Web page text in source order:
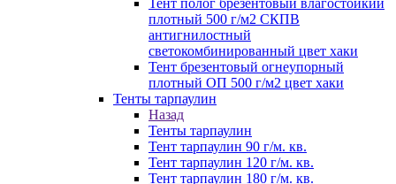
Тент полог брезентовый влагостойкий
плотный 500 г/м2 СКПВ
антигнилостный
светокомбинированный цвет хаки
Тент брезентовый огнеупорный
плотный ОП 500 г/м2 цвет хаки
Тенты тарпаулин
Назад
Тенты тарпаулин
Тент тарпаулин 90 г/м. кв.
Тент тарпаулин 120 г/м. кв.
Тент тарпаулин 180 г/м. кв.